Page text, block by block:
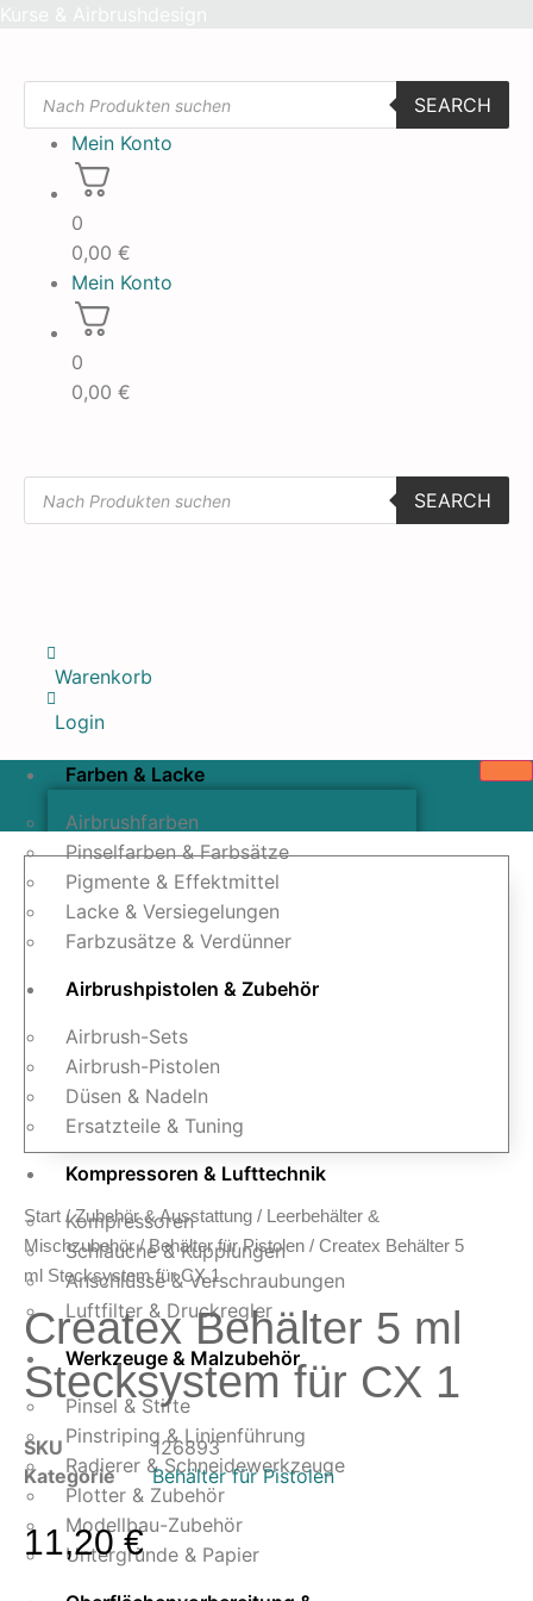
Products
search
SEARCH
Mein Konto
0
0,00 €
Mein Konto
0
0,00 €
Products
search
SEARCH
Warenkorb
Login
Farben & Lacke
Airbrushfarben
Pinselfarben & Farbsätze
Pigmente & Effektmittel
Lacke & Versiegelungen
Farbzusätze & Verdünner
Airbrushpistolen & Zubehör
Airbrush-Sets
Airbrush-Pistolen
Düsen & Nadeln
Ersatzteile & Tuning
Kompressoren & Lufttechnik
Kompressoren
Schläuche & Kupplungen
Anschlüsse & Verschraubungen
Luftfilter & Druckregler
Werkzeuge & Malzubehör
Pinsel & Stifte
Pinstriping & Linienführung
Radierer & Schneidewerkzeuge
Plotter & Zubehör
Modellbau-Zubehör
Untergründe & Papier
Start /Zubehör & Ausstattung / Leerbehälter &
Mischzubehör/Behälter für Pistolen / Createx Behälter 5
ml Stecksystem für CX 1
Createx Behälter 5 ml
Stecksystem für CX 1
SKU
126893
Kategorie
Behälter für Pistolen
11,20€